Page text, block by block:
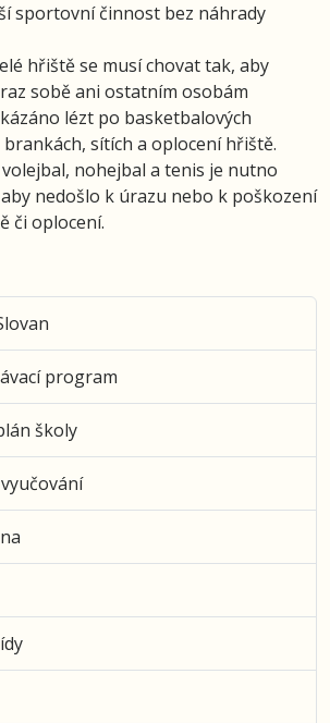
sportovní činnost bez náhrady
hřiště se musí chovat tak, aby
sobě ani ostatním osobám
lézt po basketbalových
sítích a oplocení hřiště.
nohejbal a tenis je nutno
nedošlo k úrazu nebo k poškození
či oplocení.
program
školy